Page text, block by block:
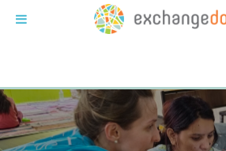
Exchange do Bem